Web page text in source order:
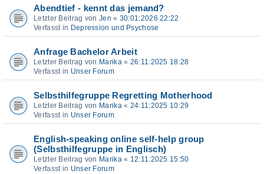
Abendtief - kennt das jemand?
Letzter Beitrag von Jen « 30:01:2026 22:22
Verfasst in Depression und Psychose
Anfrage Bachelor Arbeit
Letzter Beitrag von Marika« 26:11:2025 18:28
Verfasst in Unser Forum
Selbsthilfegruppe Regretting Motherhood
Letzter Beitrag von Marika« 24:11:2025 10:29
Verfasst in Unser Forum
English-speaking online self-help group
(Selbsthilfegruppe in Englisch)
Letzter Beitrag von Marika« 12:11:2025 15:50
Verfasst in Unser Forum